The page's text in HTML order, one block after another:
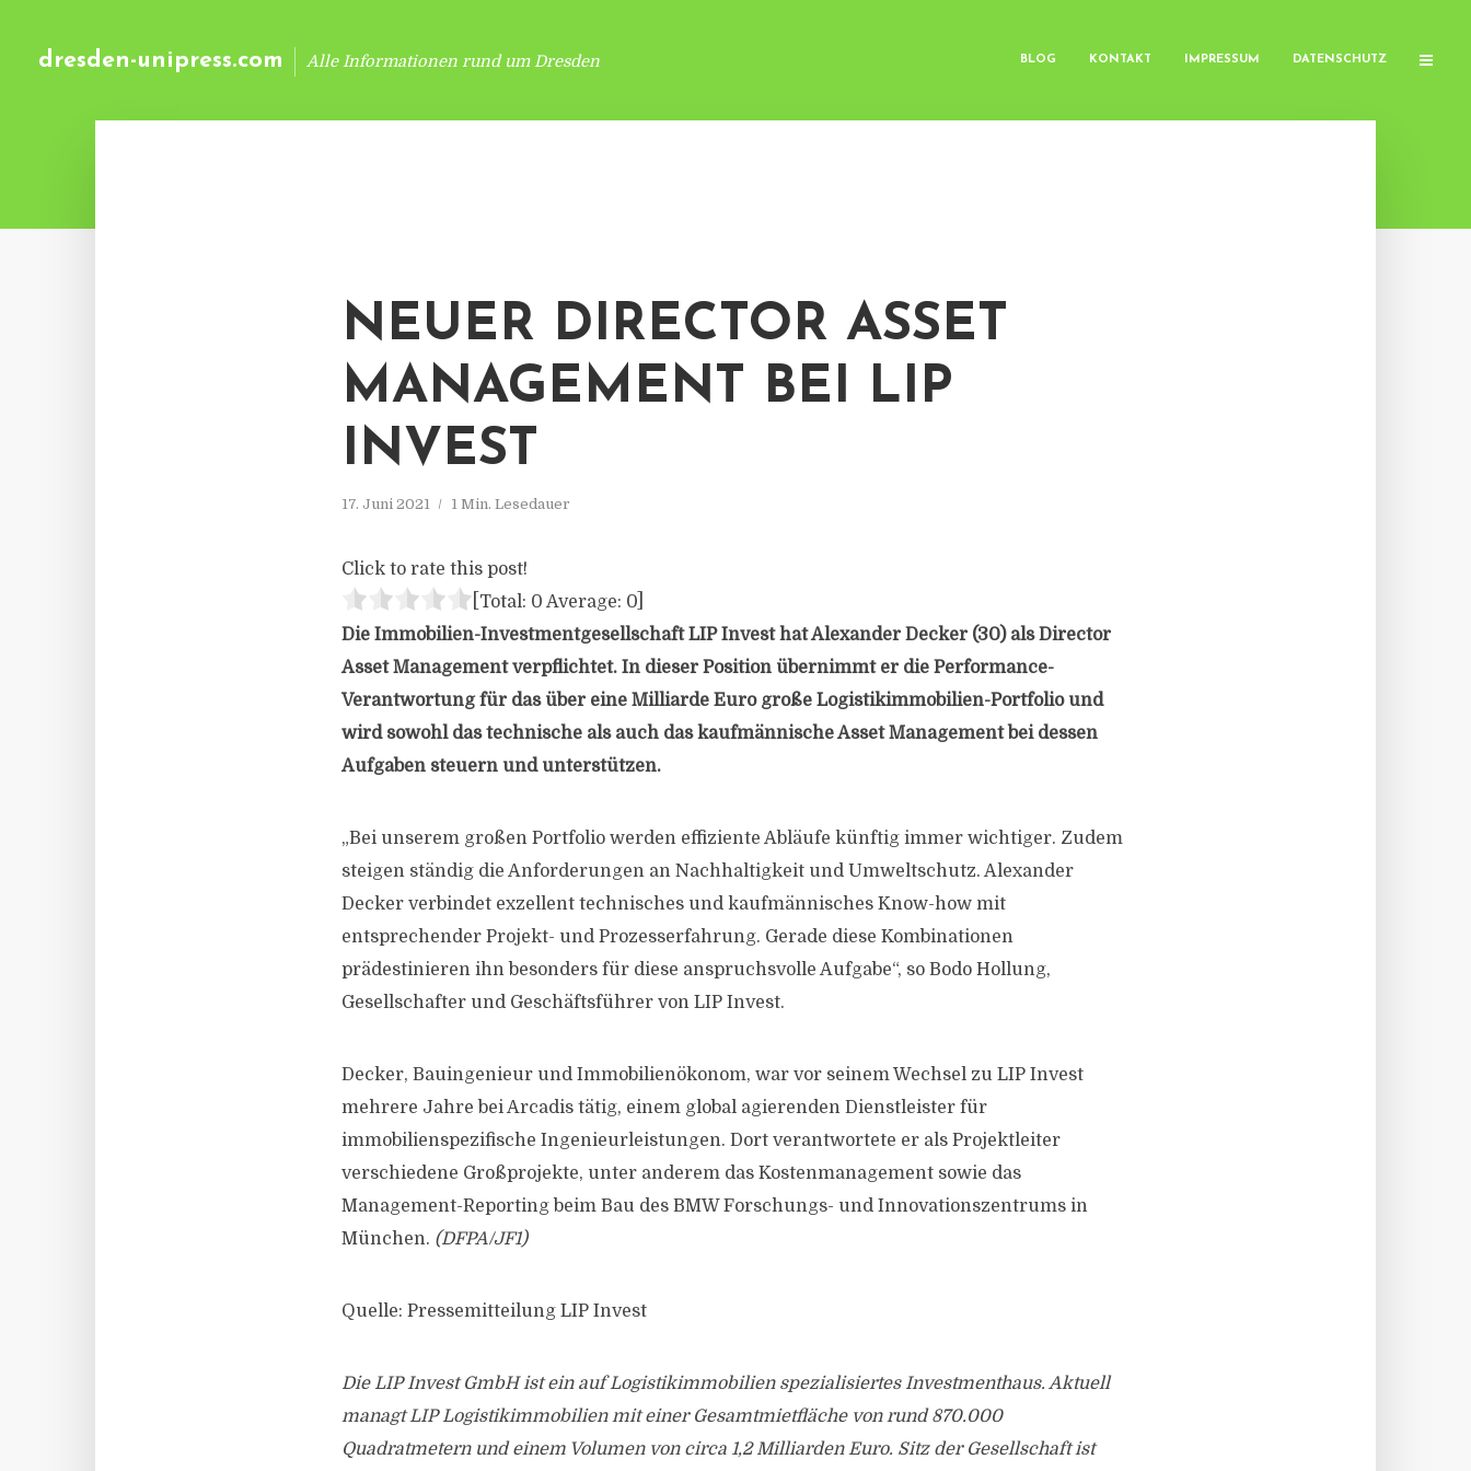
dresden-unipress.com Alle Informationen rund um Dresden BLOG KONTAKT IMPRESSUM DATENSCHUTZ
NEUER DIRECTOR ASSET
MANAGEMENT BEI LIP
INVEST
17. Juni 2021 1 Min. Lesedauer
Click to rate this post!
[Total: 0 Average: 0
Die Immobilien-Investmentgesellschaft LIP Invest hat Alexander Decker (30) als Director
Asset Management verpflichtet. In dieser Position übernimmt er die Performance-
Verantwortung für das über eine Milliarde Euro große Logistikimmobilien-Portfolio und
wird sowohl das technische als auch das kaufmännische Asset Management bei dessen
Aufgaben steuern und unterstützen.
„Bei unserem großen Portfolio werden effiziente Abläufe künftig immer wichtiger. Zudem
steigen ständig die Anforderungen an Nachhaltigkeit und Umweltschutz. Alexander
Decker verbindet exzellent technisches und kaufmännisches Know-how mit
entsprechender Projekt- und Prozesserfahrung. Gerade diese Kombinationen
prädestinieren ihn besonders für diese anspruchsvolle Aufgabe“, so Bodo Hollung,
Gesellschafter und Geschäftsführer von LIP Invest.
Decker, Bauingenieur und Immobilienökonom, war vor seinem Wechsel zu LIP Invest
mehrere Jahre bei Arcadis tätig, einem global agierenden Dienstleister für
immobilienspezifische Ingenieurleistungen. Dort verantwortete er als Projektleiter
verschiedene Großprojekte, unter anderem das Kostenmanagement sowie das
Management-Reporting beim Bau des BMW Forschungs- und Innovationszentrums in
München. (DFPA/JF1)
Quelle: Pressemitteilung LIP Invest
Die LIP Invest GmbH ist ein auf Logistikimmobilien spezialisiertes Investmenthaus. Aktuell
managt LIP Logistikimmobilien mit einer Gesamtmietfläche von rund 870.000
Quadratmetern und einem Volumen von circa 1,2 Milliarden Euro. Sitz der Gesellschaft ist